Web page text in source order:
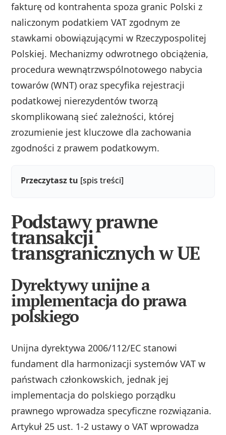
fakturę od kontrahenta spoza granic Polski z
naliczonym podatkiem VAT zgodnym ze
stawkami obowiązującymi w Rzeczypospolitej
Polskiej. Mechanizmy odwrotnego obciążenia,
procedura wewnątrzwspólnotowego nabycia
towarów (WNT) oraz specyfika rejestracji
podatkowej nierezydentów tworzą
skomplikowaną sieć zależności, której
zrozumienie jest kluczowe dla zachowania
zgodności z prawem podatkowym.
Przeczytasz tu [spis treści]
Podstawy prawne
transakcji
transgranicznych w UE
Dyrektywy unijne a
implementacja do prawa
polskiego
Unijna dyrektywa 2006/112/EC stanowi
fundament dla harmonizacji systemów VAT w
państwach członkowskich, jednak jej
implementacja do polskiego porządku
prawnego wprowadza specyficzne rozwiązania.
Artykuł 25 ust. 1-2 ustawy o VAT wprowadza